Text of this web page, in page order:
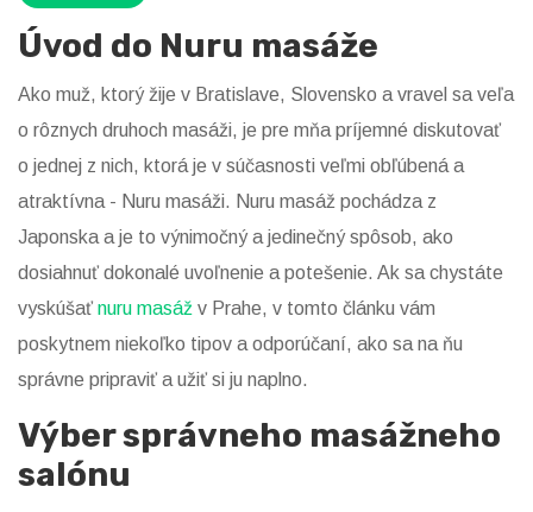
Úvod do Nuru masáže
Ako muž, ktorý žije v Bratislave, Slovensko a vravel sa veľa
o rôznych druhoch masáži, je pre mňa príjemné diskutovať
o jednej z nich, ktorá je v súčasnosti veľmi obľúbená a
atraktívna - Nuru masáži. Nuru masáž pochádza z
Japonska a je to výnimočný a jedinečný spôsob, ako
dosiahnuť dokonalé uvoľnenie a potešenie. Ak sa chystáte
vyskúšať nuru masáž v Prahe, v tomto článku vám
poskytnem niekoľko tipov a odporúčaní, ako sa na ňu
správne pripraviť a užiť si ju naplno.
Výber správneho masážneho
salónu